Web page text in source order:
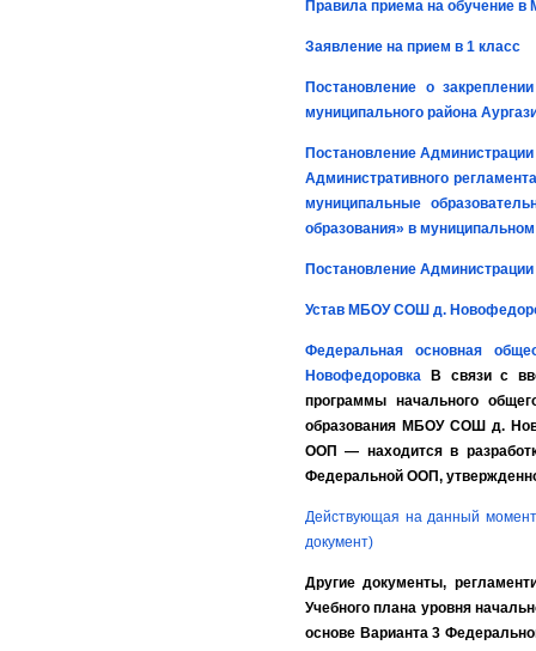
Правила приема на обучение
Заявление на прием в 1 класс
Постановление о
муниципального района
Постановление
Административного
муниципальные
образования» в
Постановление
Устав МБОУ СОШ д.
Федеральная основная
Новофедоровка В связи с
программы начального
образования МБОУ СОШ д.
ООП — находится в
Федеральной ООП,
Действующая на данный момент
документ)
Другие документы,
Учебного плана уровня
основе Варианта 3